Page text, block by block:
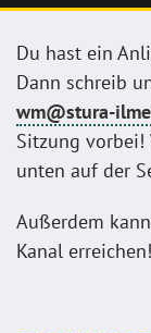
Du hast ein
Dann schreib
wm@stura-
Sitzung
unten auf der
Außerdem
Kanal erreichen!